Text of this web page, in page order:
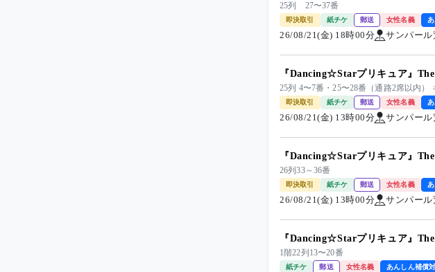
25列 27〜37番
即決取引 紙チケ 郵送 女性名義
26/08/21(金) 18時00分 サンパー
『Dancing☆Starプリキュア』
25列 4〜7番・25〜28番（通路2席以内）
即決取引 紙チケ 郵送 女性名義
26/08/21(金) 13時00分 サンパー
『Dancing☆Starプリキュア』
26列33～36番
即決取引 紙チケ 郵送 女性名義
26/08/21(金) 13時00分 サンパー
『Dancing☆Starプリキュア』
1階22列13〜20番
紙チケ 郵送 女性名義 あんしん補償